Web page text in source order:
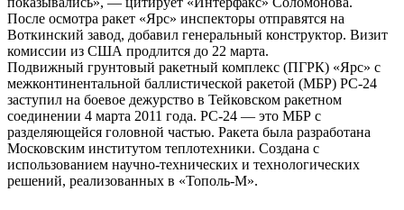
После осмотра ракет «Ярс» инспекторы отправятся на
Воткинский завод, добавил генеральный конструктор. Визит
комиссии из США продлится до 22 марта.
Подвижный грунтовый ракетный комплекс (ПГРК) «Ярс» с
межконтинентальной баллистической ракетой (МБР) РС-24
заступил на боевое дежурство в Тейковском ракетном
соединении 4 марта 2011 года. РС-24 — это МБР с
разделяющейся головной частью. Ракета была разработана
Московским институтом теплотехники. Создана с
использованием научно-технических и технологических
решений, реализованных в «Тополь-М».